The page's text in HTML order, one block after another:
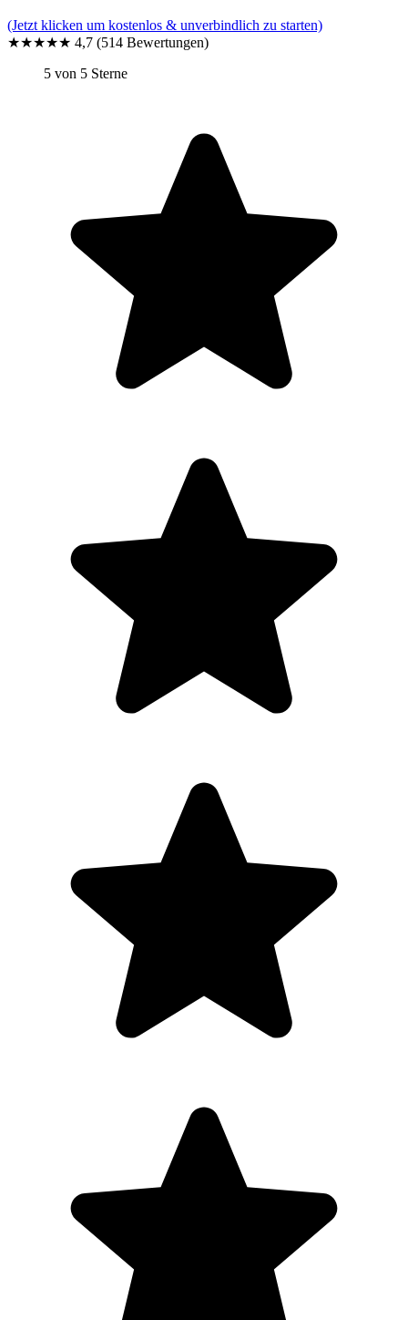
(Jetzt klicken um kostenlos & unverbindlich zu starten)
★★★★★ 4,7 (514 Bewertungen)
5 von 5 Sterne